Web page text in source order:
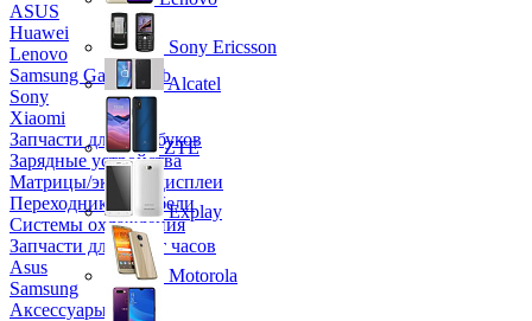
ASUS
Huawei
Lenovo
Samsung Galaxy Tab
Sony
Xiaomi
Запчасти для ноутбуков
Зарядные устройства
Матрицы/экраны/дисплеи
Переходники и кабели
Системы охлаждения
Запчасти для смарт часов
Asus
Samsung
Аксессуары
Sony Ericsson
Alcatel
ZTE
Explay
Motorola